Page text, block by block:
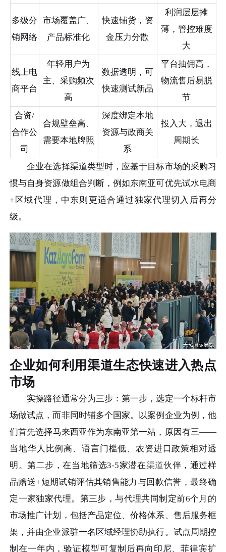
多级分
销网络
市场覆盖广、
产品标准化
快速铺货，资
金压力分散
利润层层摊
薄，管控难度
大
线上电
商平台
年轻用户为
主、采购频次
高
数据透明，可
快速测试新品
平台抽佣高，
物流售后易脱
节
合资/
合作公
司
合规壁垒高、
需要本地牌照
深度绑定本地
资源与政商关
系
投入大，退出
周期长
企业在选择渠道类型时，应基于目标市场的采购习
惯与自身资源做组合判断，例如东南亚可优先试水电商
+区域代理，中东则更适合通过独家代理切入后再分
级。
企业如何利用渠道生态快速进入热点
市场
实操路径通常分为三步：第一步，选定一个标杆市
场做试点，而非同时铺多个国家。以案例企业为例，他
们首先选择马来西亚作为东南亚第一站，原因有三——
当地华人比例高、语言门槛低、农资进口政策相对透
明。第二步，在当地筛选3-5家潜在渠道伙伴，通过样
品赠送+短期试销评估其销售能力与回款信誉，最终确
定一家独家代理。第三步，与代理共同制定前6个月的
市场推广计划，包括产品定位、价格体系、售后服务框
架，并由企业派驻一名区域经理协助执行。试点周期控
制在一年内，验证模型可复制后再向印尼、菲律宾扩